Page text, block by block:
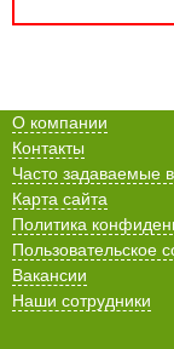
О компании
Контакты
Часто задаваемые
Карта сайта
Политика
Пользовательское
Вакансии
Наши сотрудники